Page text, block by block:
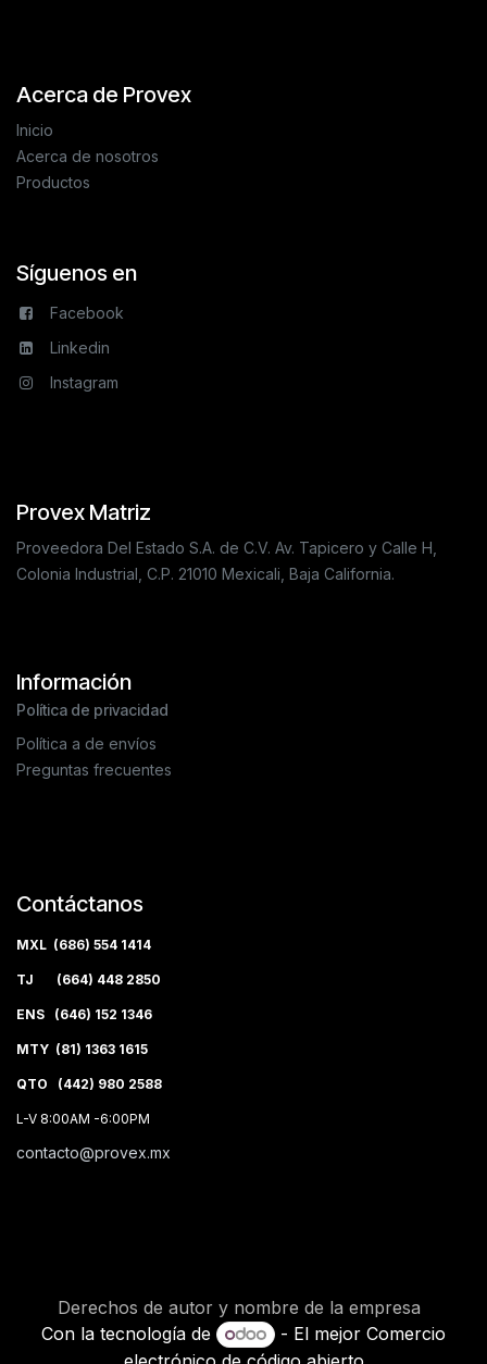
Acerca de Provex
Inicio
Acerca de nosotros
Productos
Síguenos en
Facebook
Linkedin
Instagram
Provex Matriz
Proveedora Del Estado S.A. de C.V. Av. Tapicero y Calle H,
Colonia Industrial, C.P. 21010 Mexicali, Baja California.
Información
Política de privacidad
Política a de envíos
Preguntas frecuentes
Contáctanos
MXL (686) 554 1414
TJ (664) 448 2850
ENS (646) 152 1346
MTY (81) 1363 1615
QTO (442) 980 2588
L-V 8:00AM -6:00PM
contacto@provex.mx
Derechos de autor y nombre de la empresa
Con la tecnología de
- El mejorComercio